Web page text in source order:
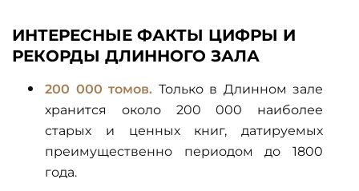
ИНТЕРЕСНЫЕ ФАКТЫ ЦИФРЫ И
РЕКОРДЫ ДЛИННОГО ЗАЛА
200 000 томов. Только в Длинном зале
хранится около 200 000 наиболее
старых и ценных книг, датируемых
преимущественно периодом до 1800
года.